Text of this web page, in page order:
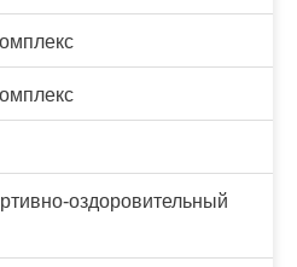
оздоровительный